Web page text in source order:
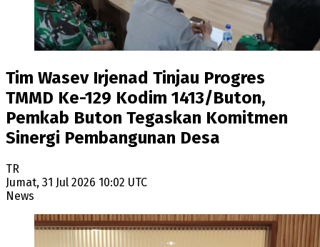
Tim Wasev Irjenad Tinjau Progres
TMMD Ke-129 Kodim 1413/Buton,
Pemkab Buton Tegaskan Komitmen
Sinergi Pembangunan Desa
TR
Jumat, 31 Jul 2026 10:02 UTC
News